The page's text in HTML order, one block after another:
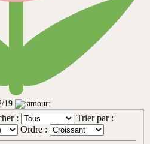
19
:
Trier par :
Ordre :